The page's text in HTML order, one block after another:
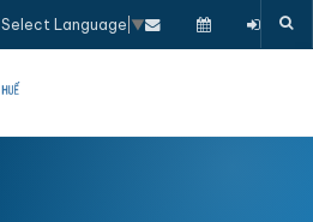
Select Language ▼